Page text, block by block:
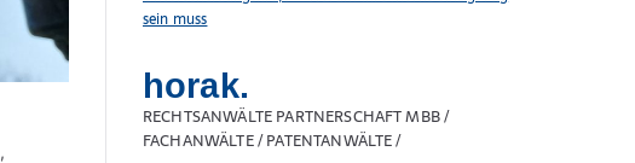
,
sein muss
horak.
RECHTSANWÄLTE PARTNERSCHAFT MBB /
FACHANWÄLTE / PATENTANWÄLTE /